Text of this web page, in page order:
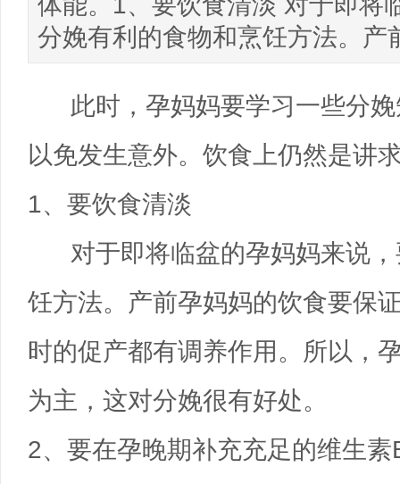
分娩有利的食物和烹饪方法。产
此时，孕妈妈要学习一些分娩
以免发生意外。饮食上仍然是讲
1、要饮食清淡
对于即将临盆的孕妈妈来说，
饪方法。产前孕妈妈的饮食要保
时的促产都有调养作用。所以，
为主，这对分娩很有好处。
2、要在孕晚期补充充足的维生素